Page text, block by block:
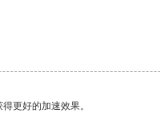
更好的加速效果。